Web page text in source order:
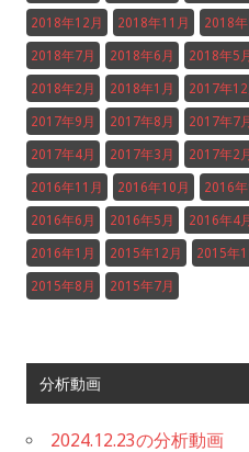
2018年12月 2018年11月 2018年
2018年7月 2018年6月 2018年5月
2018年2月 2018年1月 2017年12
2017年9月 2017年8月 2017年7月
2017年4月 2017年3月 2017年2月
2016年11月 2016年10月 2016年
2016年6月 2016年5月 2016年4月
2016年1月 2015年12月 2015年
2015年8月 2015年7月
分析動画
2024.12.23の分析動画